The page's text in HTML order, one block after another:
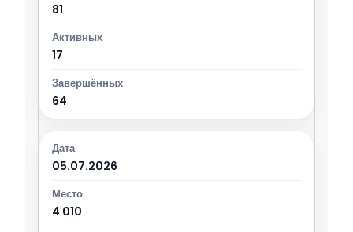
81
17
64
05.07.2026
4 010